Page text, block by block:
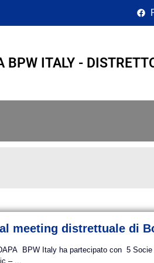
2017</
BPW ITALY -
meeting distrettuale di
BPW Italy ha partecipato con 5 Socie
– ...